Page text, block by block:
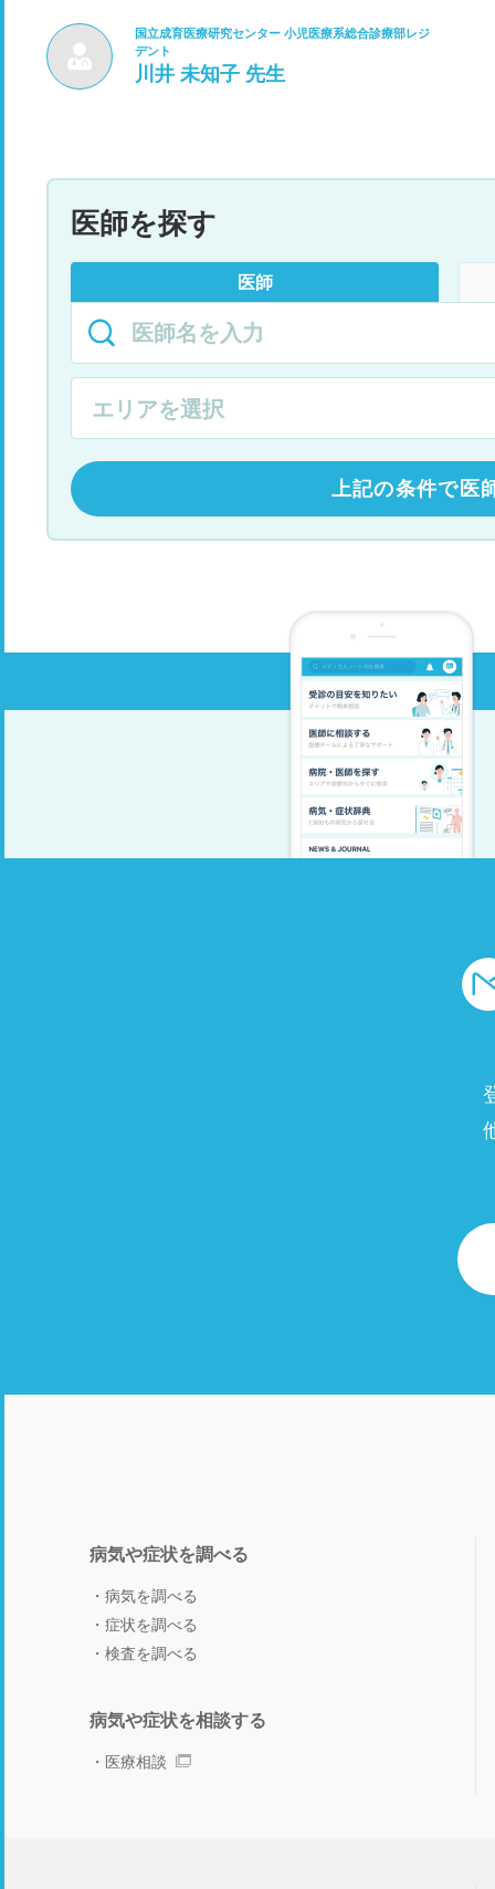
国立成育医療研究センター 小児医療系総合診療部レジ
デント
川井 未知子 先生
医師を探す
医師
上記の条件で医
病気や症状を調べる
病気を調べる
症状を調べる
検査を調べる
病気や症状を相談する
医療相談